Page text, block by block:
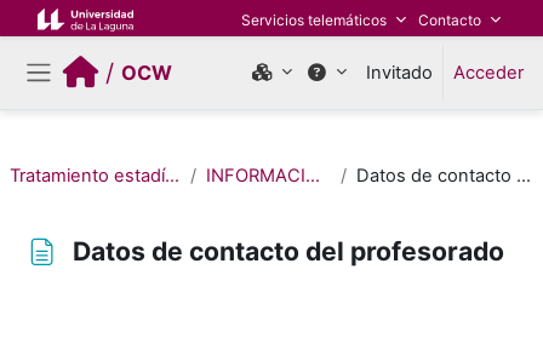
Salta al contenido principal Servicios telemáticos Contacto
Panel lateral
/OCW Invitado Acceder
Tratamiento estadístico de datos INFORMACIÓN GENERAL Datos de contacto del profesorado
Datos de contacto del profesorado